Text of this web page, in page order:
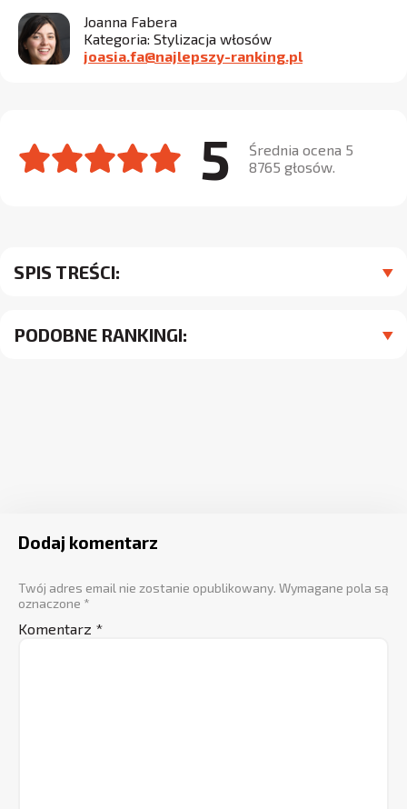
SPIS TREŚCI:
PODOBNE RANKINGI:
Joanna Fabera
Kategoria: Stylizacja włosów
joasia.fa@najlepszy-ranking.pl
5
Średnia ocena 5
8765 głosów.
Dodaj komentarz
Twój adres email nie zostanie opublikowany. Wymagane pola są
oznaczone *
Komentarz *